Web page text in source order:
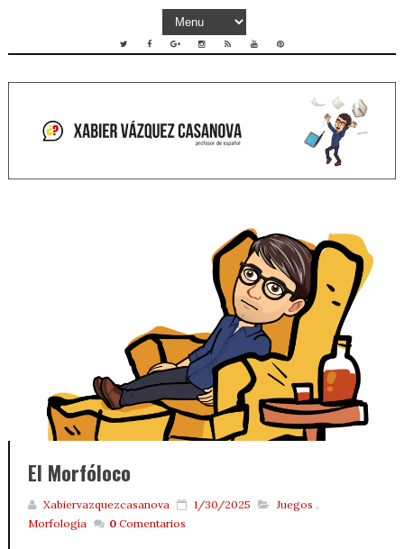
El Morfóloco
Xabiervazquezcasanova 1/30/2025 Juegos ,
Morfología
0 Comentarios